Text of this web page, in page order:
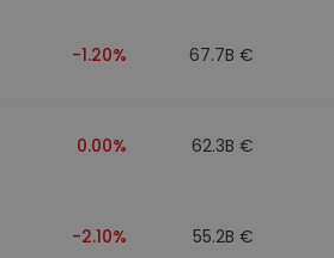
-1.20% 67.7B €
0.00% 62.3B €
-2.10% 55.2B €